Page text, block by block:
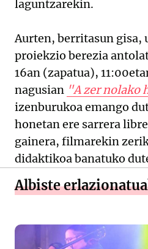
laguntzarekin.
Aurten, berritasun gisa,
proiekzio berezia
16an (zapatua),
nagusian "A zer nolako
izenburukoa emango
honetan ere sarrera
gainera, filmarekin
didaktikoa banatuko
Albiste